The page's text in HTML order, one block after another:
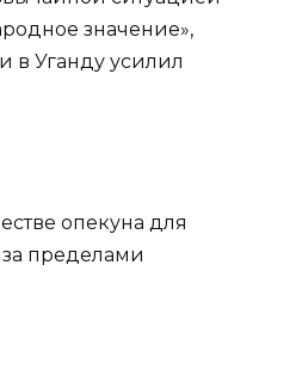
значение»,
в Уганду усилил
опекуна для
пределами